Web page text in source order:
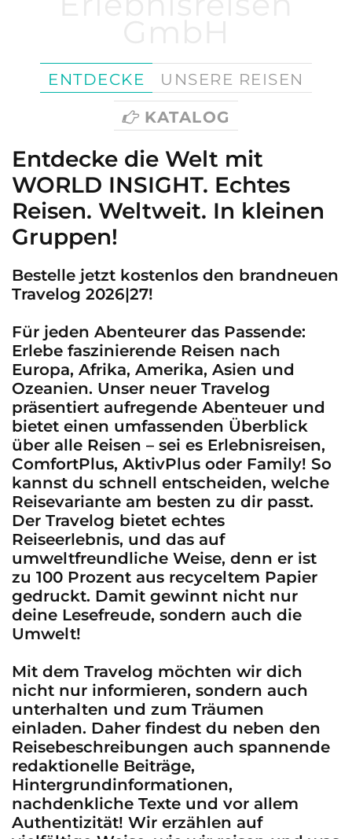
ENTDECKE
UNSERE REISEN
KATALOG
Entdecke die Welt mit
WORLD INSIGHT. Echtes
Reisen. Weltweit. In kleinen
Gruppen!
Bestelle jetzt kostenlos den brandneuen
Travelog 2026|27!
Für jeden Abenteurer das Passende:
Erlebe faszinierende Reisen nach
Europa, Afrika, Amerika, Asien und
Ozeanien. Unser neuer Travelog
präsentiert aufregende Abenteuer und
bietet einen umfassenden Überblick
über alle Reisen – sei es Erlebnisreisen,
ComfortPlus, AktivPlus oder Family! So
kannst du schnell entscheiden, welche
Reisevariante am besten zu dir passt.
Der Travelog bietet echtes
Reiseerlebnis, und das auf
umweltfreundliche Weise, denn er ist
zu 100 Prozent aus recyceltem Papier
gedruckt. Damit gewinnt nicht nur
deine Lesefreude, sondern auch die
Umwelt!
Mit dem Travelog möchten wir dich
nicht nur informieren, sondern auch
unterhalten und zum Träumen
einladen. Daher findest du neben den
Reisebeschreibungen auch spannende
redaktionelle Beiträge,
Hintergrundinformationen,
nachdenkliche Texte und vor allem
Authentizität! Wir erzählen auf